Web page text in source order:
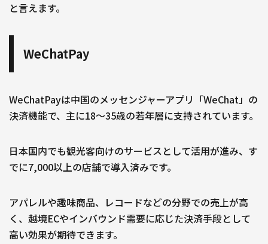
と言えます。
WeChatPay
WeChatPayは中国のメッセンジャーアプリ「WeChat」の
決済機能で、主に18〜35歳の若年層に支持されています。
日本国内でも観光客向けのサービスとして活用が進み、す
でに7,000以上の店舗で導入済みです。
アパレルや趣味商品、レコードなどの分野での売上が高
く、越境ECやインバウンド需要に応じた決済手段として
高い効果が期待できます。